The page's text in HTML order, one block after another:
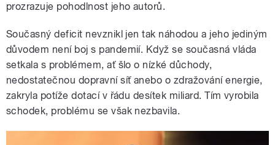
prozrazuje pohodlnost jeho autorů.
Současný deficit nevznikl jen tak náhodou a jeho jediným
důvodem není boj s pandemií. Když se současná vláda
setkala s problémem, ať šlo o nízké důchody,
nedostatečnou dopravní síť anebo o zdražování energie,
zakryla potíže dotací v řádu desítek miliard. Tím vyrobila
schodek, problému se však nezbavila.